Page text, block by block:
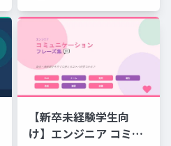
【新卒未経験学生向
け】エンジニア コミュ